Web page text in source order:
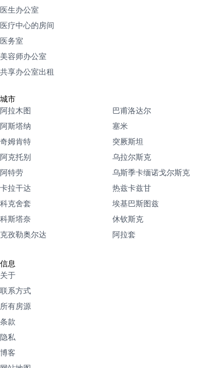
医生办公室
医疗中心的房间
医务室
美容师办公室
共享办公室出租
城市
阿拉木图
阿斯塔纳
奇姆肯特
阿克托别
阿特劳
卡拉干达
科克舍套
科斯塔奈
克孜勒奥尔达
巴甫洛达尔
塞米
突厥斯坦
乌拉尔斯克
乌斯季卡缅诺戈尔斯克
热兹卡兹甘
埃基巴斯图兹
休钦斯克
阿拉套
信息
关于
联系方式
所有房源
条款
隐私
博客